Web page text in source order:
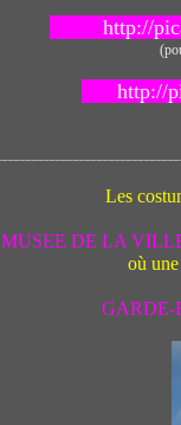
http://
http://
Les
MUSEE DE LA
où
GARDE-